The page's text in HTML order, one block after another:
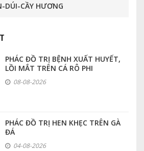
DÚI-CẦY HƯƠNG
PHÁC ĐỒ TRỊ BỆNH XUẤT HUYẾT,
LỒI MẮT TRÊN CÁ RÔ PHI
08-08-2026
PHÁC ĐỒ TRỊ HEN KHẸC TRÊN GÀ
ĐÁ
04-08-2026